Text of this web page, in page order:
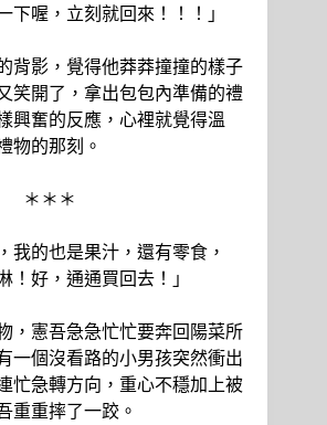
下喔，立刻就回來！！！」
背影，覺得他莽莽撞撞的樣子
笑開了，拿出包包內準備的禮
興奮的反應，心裡就覺得溫
物的那刻。
＊＊＊
我的也是果汁，還有零食，
！好，通通買回去！」
，憲吾急急忙忙要奔回陽菜所
一個沒看路的小男孩突然衝出
忙急轉方向，重心不穩加上被
重重摔了一跤。